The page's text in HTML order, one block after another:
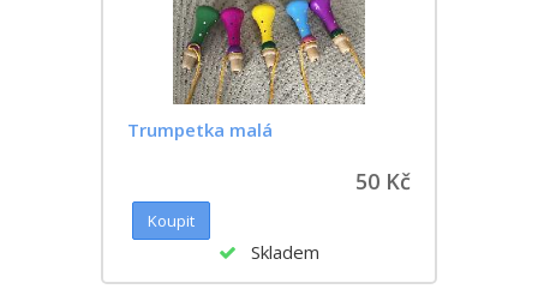
Trumpetka malá
50 Kč
Skladem